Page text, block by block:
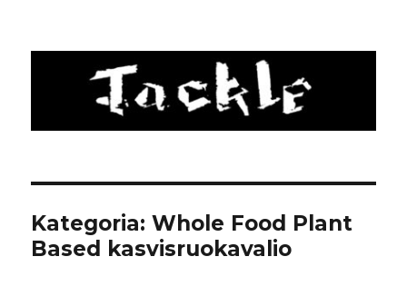
Tackle
Kategoria: Whole Food Plant
Based kasvisruokavalio